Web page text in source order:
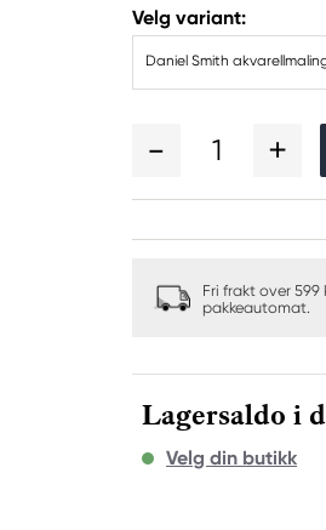
Velg variant:
Daniel Smith
1
Fri frakt over 599
pakkeautomat.
Lagersaldo i
Velg din butikk